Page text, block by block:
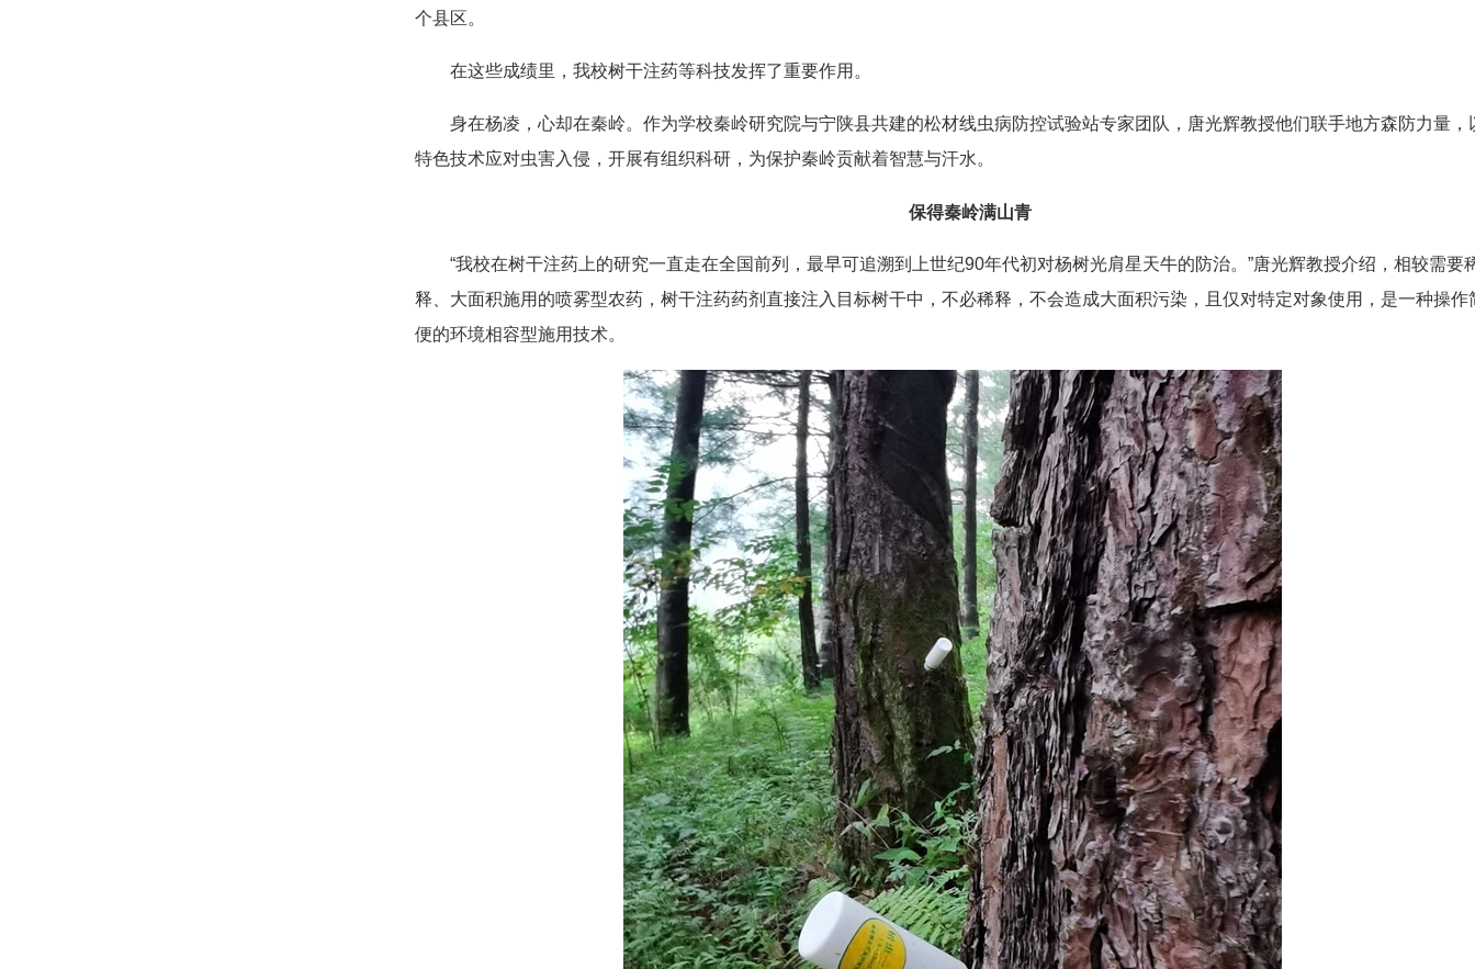
个县区。
在这些成绩里，我校树干注药等科技发挥了重要作用。
身在杨凌，心却在秦岭。作为学校秦岭研究院与宁陕县共建的松材线虫病防控试验站专家团队，唐光辉教授他们联手地方森防力量，
特色技术应对虫害入侵，开展有组织科研，为保护秦岭贡献着智慧与汗水。
保得秦岭满山青
“我校在树干注药上的研究一直走在全国前列，最早可追溯到上世纪90年代初对杨树光肩星天牛的防治。”唐光辉教授介绍，相较需要
释、大面积施用的喷雾型农药，树干注药药剂直接注入目标树干中，不必稀释，不会造成大面积污染，且仅对特定对象使用，是一种操作
便的环境相容型施用技术。